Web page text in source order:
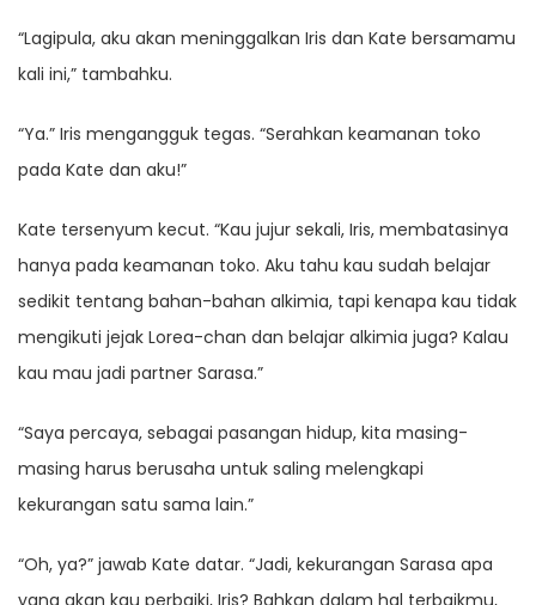
“Lagipula, aku akan meninggalkan Iris dan Kate bersamamu
kali ini,” tambahku.
“Ya.” Iris mengangguk tegas. “Serahkan keamanan toko
pada Kate dan aku!”
Kate tersenyum kecut. “Kau jujur ​​sekali, Iris, membatasinya
hanya pada keamanan toko. Aku tahu kau sudah belajar
sedikit tentang bahan-bahan alkimia, tapi kenapa kau tidak
mengikuti jejak Lorea-chan dan belajar alkimia juga? Kalau
kau mau jadi partner Sarasa.”
“Saya percaya, sebagai pasangan hidup, kita masing-
masing harus berusaha untuk saling melengkapi
kekurangan satu sama lain.”
“Oh, ya?” jawab Kate datar. “Jadi, kekurangan Sarasa apa
yang akan kau perbaiki, Iris? Bahkan dalam hal terbaikmu,